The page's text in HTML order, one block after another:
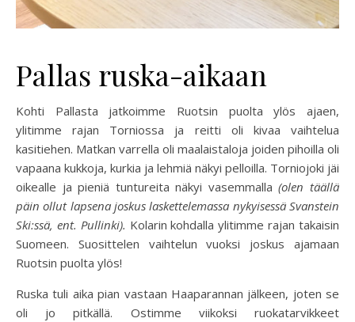
Pallas ruska-aikaan
Kohti Pallasta jatkoimme Ruotsin puolta ylös ajaen,
ylitimme rajan Torniossa ja reitti oli kivaa vaihtelua
kasitiehen. Matkan varrella oli maalaistaloja joiden pihoilla oli
vapaana kukkoja, kurkia ja lehmiä näkyi pelloilla. Torniojoki jäi
oikealle ja pieniä tuntureita näkyi vasemmalla(olen täällä
päin ollut lapsena joskus laskettelemassa nykyisessä Svanstein
Ski:ssä, ent. Pullinki). Kolarin kohdalla ylitimme rajan takaisin
Suomeen. Suosittelen vaihtelun vuoksi joskus ajamaan
Ruotsin puolta ylös!
Ruska tuli aika pian vastaan Haaparannan jälkeen, joten se
oli jo pitkällä. Ostimme viikoksi ruokatarvikkeet